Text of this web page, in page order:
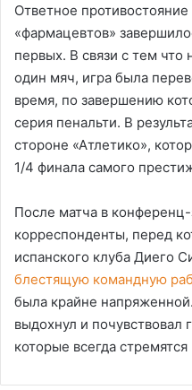
Ответное
«фармацевтов»
первых. В связи с тем
один мяч, игра была
время, по завершению
серия пенальти. В
стороне «Атлетико»,
1/4 финала самого
После матча в
корреспонденты, перед
испанского клуба Диего
блестящую командную
была крайне
выдохнул и почувствовал
которые всегда